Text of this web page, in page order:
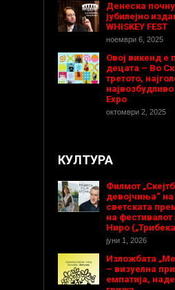
Денеска
јубилејно
WHISKEY FEST
ноември 6, 2025
Овој викенд е
децата – Во
третото,
Expo
октомври 2, 2025
КУЛТУРА
Филмот
девојчиња“
светската
на
Ниро
јуни 1, 2026
Изложбата
– визуелна
емпатија,